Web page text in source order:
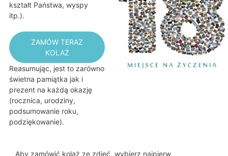
kształt Państwa, wyspy
itp.).
ZAMÓW TERAZ
KOLAŻ
Reasumując, jest to zarówno
świetna pamiątka jak i
prezent na każdą okazję
(rocznica, urodziny,
podsumowanie roku,
podziękowanie).
Aby zamówić kolaż ze zdjęć, wybierz najpierw